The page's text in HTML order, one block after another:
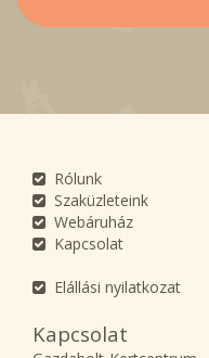
Rólunk
Szaküzleteink
Webáruház
Kapcsolat
Elállási nyilatkozat
Kapcsolat